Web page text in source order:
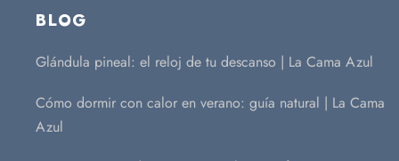
BLOG
Glándula pineal: el reloj de tu descanso | La Cama Azul
Cómo dormir con calor en verano: guía natural | La Cama
Azul